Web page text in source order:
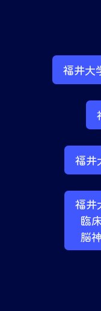
福井大
福井
福井
臨
脳